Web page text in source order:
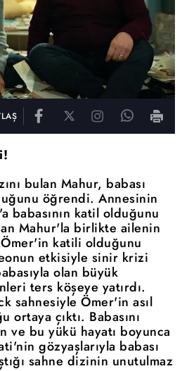
bulan Mahur, babası
öğrendi. Annesinin
babasının katil olduğunu
Mahur'la birlikte ailenin
katili olduğunu
etkisiyle sinir krizi
olan büyük
ters köşeye yatırdı.
sahnesiyle Ömer'in asıl
çıktı. Babasını
ve bu yükü hayatı boyunca
gözyaşlarıyla babası
sahne dizinin unutulmaz